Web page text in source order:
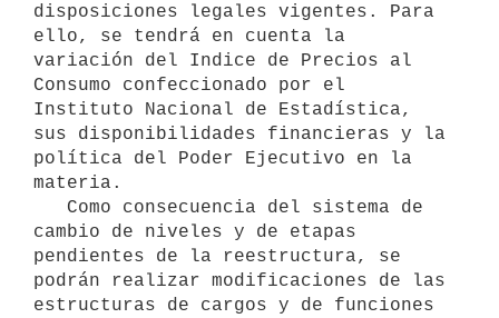
disposiciones legales vigentes. Para
ello, se tendrá en cuenta la
variación del Indice de Precios al
Consumo confeccionado por el
Instituto Nacional de Estadística,
sus disponibilidades financieras y la
política del Poder Ejecutivo en la
materia.
cambio de niveles y de etapas
pendientes de la reestructura, se
podrán realizar modificaciones de las
estructuras de cargos y de funciones